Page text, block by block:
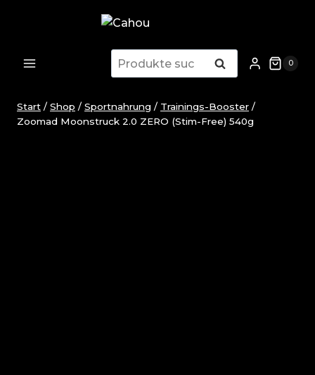
Suchen
nach:
Suchen 0
Start / Shop / Sportnahrung / Trainings-Booster /
Zoomad Moonstruck 2.0 ZERO (Stim-Free) 540g